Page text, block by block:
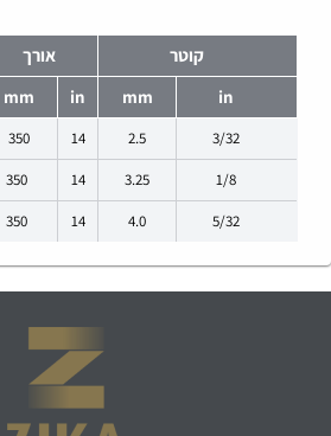
קוטר אורך
in
mm
in
mm
3/32
2.5
14
350
1/8
3.25
14
5/32
4.0
14